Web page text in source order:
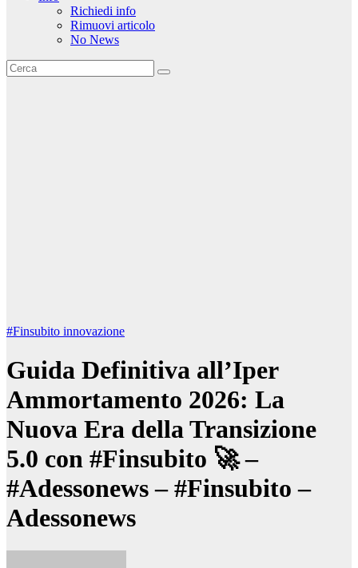
Richiedi info
Rimuovi articolo
No News
#Finsubito innovazione
Guida Definitiva all’Iper
Ammortamento 2026: La
Nuova Era della Transizione
5.0 con #Finsubito 🚀 –
#Adessonews – #Finsubito –
Adessonews